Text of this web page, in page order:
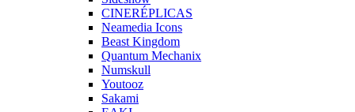
CINERÉPLICAS
Neamedia Icons
Beast Kingdom
Quantum Mechanix
Numskull
Youtooz
Sakami